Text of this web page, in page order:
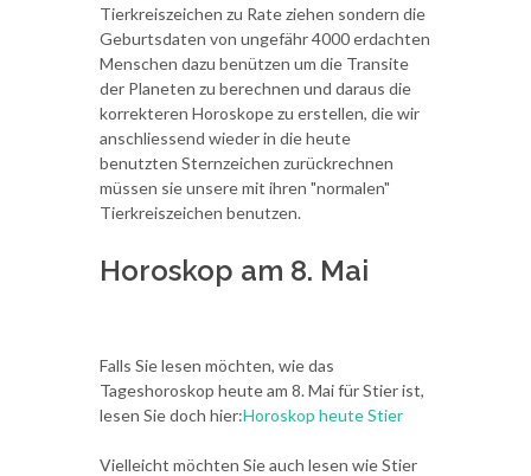
Tierkreiszeichen zu Rate ziehen sondern die
Geburtsdaten von ungefähr 4000 erdachten
Menschen dazu benützen um die Transite
der Planeten zu berechnen und daraus die
korrekteren Horoskope zu erstellen, die wir
anschliessend wieder in die heute
benutzten Sternzeichen zurückrechnen
müssen sie unsere mit ihren "normalen"
Tierkreiszeichen benutzen.
Horoskop am 8. Mai
Falls Sie lesen möchten, wie das
Tageshoroskop heute am 8. Mai für Stier ist,
lesen Sie doch hier:Horoskop heute Stier
Vielleicht möchten Sie auch lesen wie Stier